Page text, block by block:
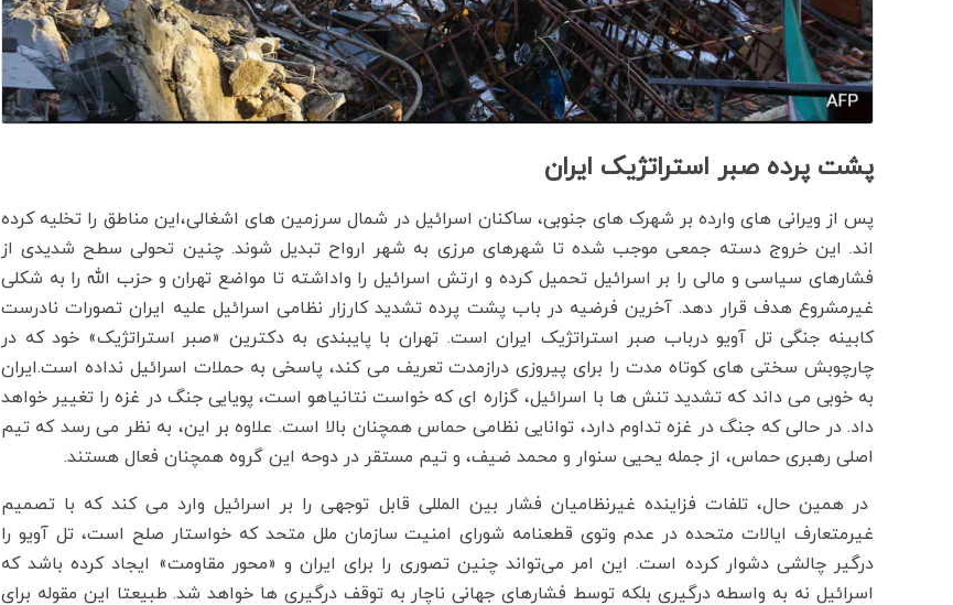
پشت پرده صبر استراتژیک ایران
پس از ویرانی های وارده بر شهرک های جنوبی، ساکنان اسرائیل در شمال سرزمین های اشغالی،این مناطق را تخلیه کرده
اند. این خروج دسته جمعی موجب شده تا شهرهای مرزی به شهر ارواح تبدیل شوند. چنین تحولی سطح شدیدی از
فشارهای سیاسی و مالی را بر اسرائیل تحمیل کرده و ارتش اسرائیل را واداشته تا مواضع تهران و حزب الله را به شکلی
غیرمشروع هدف قرار دهد. آخرین فرضیه در باب پشت پرده تشدید کارزار نظامی اسرائیل علیه ایران تصورات نادرست
کابینه جنگی تل آویو درباب صبر استراتژیک ایران است. تهران با پایبندی به دکترین «صبر استراتژیک» خود که در
چارچوبش سختی های کوتاه مدت را برای پیروزی درازمدت تعریف می کند، پاسخی به حملات اسرائیل نداده است.ایران
به خوبی می داند که تشدید تنش ها با اسرائیل، گزاره ای که خواست نتانیاهو است، پویایی جنگ در غزه را تغییر خواهد
داد. در حالی که جنگ در غزه تداوم دارد، توانایی نظامی حماس همچنان بالا است. علاوه بر این، به نظر می رسد که تیم
اصلی رهبری حماس، از جمله یحیی سنوار و محمد ضیف، و تیم مستقر در دوحه این گروه همچنان فعال هستند.
در همین حال، تلفات فزاینده غیرنظامیان فشار بین المللی قابل توجهی را بر اسرائیل وارد می کند که با تصمیم
غیرمتعارف ایالات متحده در عدم وتوی قطعنامه شورای امنیت سازمان ملل متحد که خواستار صلح است، تل آویو را
درگیر چالشی دشوار کرده است. این امر می‌تواند چنین تصوری را برای ایران و «محور مقاومت» ایجاد کرده باشد که
اسرائیل نه به واسطه درگیری بلکه توسط فشارهای جهانی ناچار به توقف درگیری ها خواهد شد. طبیعتا این مقوله برای